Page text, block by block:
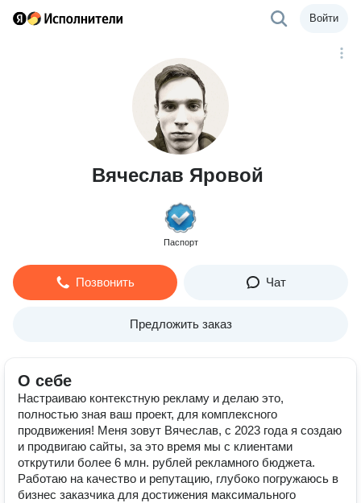
Войти
Вячеслав Яровой
Паспорт
Позвонить Чат
Предложить заказ
О себе
Настраиваю контекстную рекламу и делаю это,
полностью зная ваш проект, для комплексного
продвижения! Меня зовут Вячеслав, с 2023 года я создаю
и продвигаю сайты, за это время мы с клиентами
открутили более 6 млн. рублей рекламного бюджета.
Работаю на качество и репутацию, глубоко погружаюсь в
бизнес заказчика для достижения максимального